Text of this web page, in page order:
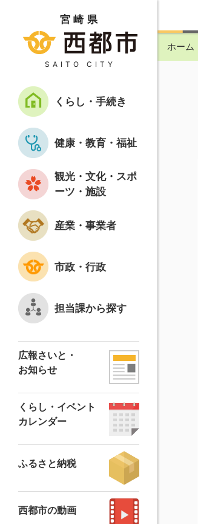
宮崎県
SAITO CITY
くらし・手続き
健康・教育・福祉
観光・文化・スポ
ーツ・施設
産業・事業者
市政・行政
担当課から探す
広報さいと・
お知らせ
くらし・イベント
カレンダー
ふるさと納税
西都市の動画
ホーム